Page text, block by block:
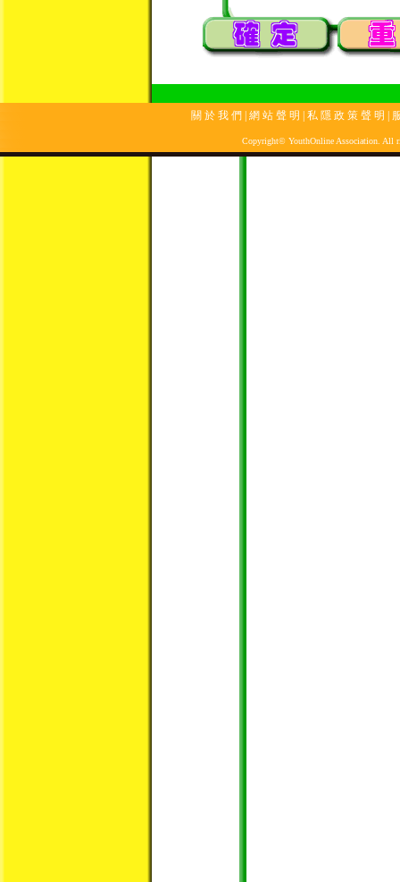
關 於 我 們 網 站 聲 明 私 隱 政 策 聲 明
Copyright© YouthOnline Association. All